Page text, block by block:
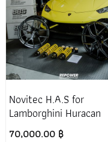
Novitec H.A.S for
Lamborghini Huracan
70,000.00 ฿